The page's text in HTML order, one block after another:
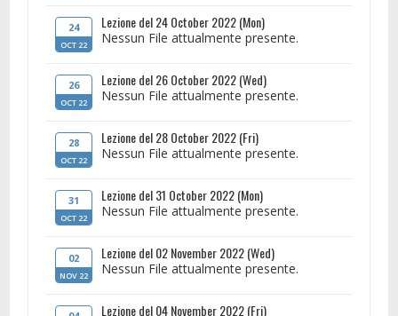
24
OCT 22
Lezione del 24 October 2022 (Mon)
Nessun File attualmente presente.
26
OCT 22
Lezione del 26 October 2022 (Wed)
Nessun File attualmente presente.
28
OCT 22
Lezione del 28 October 2022 (Fri)
Nessun File attualmente presente.
31
OCT 22
Lezione del 31 October 2022 (Mon)
Nessun File attualmente presente.
02
NOV 22
Lezione del 02 November 2022 (Wed)
Nessun File attualmente presente.
Lezione del 04 November 2022 (Fri)